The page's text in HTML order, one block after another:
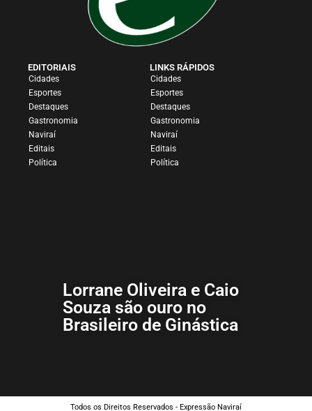
EDITORIAIS
Cidades
Esportes
Destaques
Gastronomia
Naviraí
Editais
Política
LINKS RÁPIDOS
Cidades
Esportes
Destaques
Gastronomia
Naviraí
Editais
Política
Lorrane Oliveira e Caio
Souza são ouro no
Brasileiro de Ginástica
Todos os Direitos Reservados - Expressão Naviraí